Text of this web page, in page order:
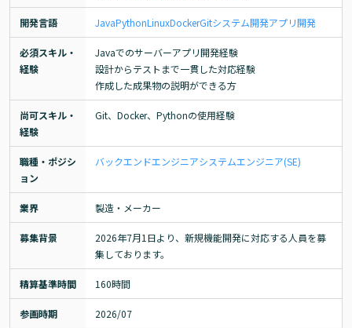
開発言語 JavaPythonLinuxDockerGitシステム開発アプリ開発
必須スキル・
経験
Javaでのサーバーアプリ開発経験
設計からテストまで一貫した対応経験
作成した成果物の説明ができる方
尚可スキル・
経験
Git、Docker、Pythonの使用経験
職種・ポジシ
ョン
バックエンドエンジニアシステムエンジニア(SE)
業界 製造・メーカー
募集背景
2026年7月1日より、新規機能開発に対応する人員を募
集しております。
精算基準時間 160時間
参画時期 2026/07